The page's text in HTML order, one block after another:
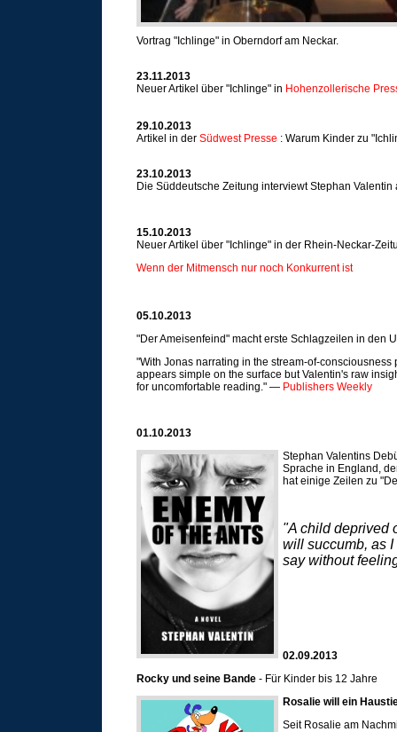
Vortrag "Ichlinge" in Oberndorf am Neckar.
23.11.2013
Neuer Artikel über "Ichlinge" in Hohenzollerische
29.10.2013
Artikel in der Südwest Presse : Warum Kinder zu
23.10.2013
Die Süddeutsche Zeitung interviewt Stephan
15.10.2013
Neuer Artikel über "Ichlinge" in der Rhein-Neckar-
Wenn der Mitmensch nur noch Konkurrent ist
05.10.2013
"Der Ameisenfeind" macht erste Schlagzeilen in den
"With Jonas narrating in the stream-of-
appears simple on the surface but Valentin's raw
for uncomfortable reading." — Publishers Weekly
01.10.2013
Stephan Valentins
Sprache in England,
hat einige Zeilen zu
"A child deprived
will succumb, as
say without
02.09.2013
Rocky und seine Bande - Für Kinder bis 12 Jahre
Rosalie will ein
Seit Rosalie am